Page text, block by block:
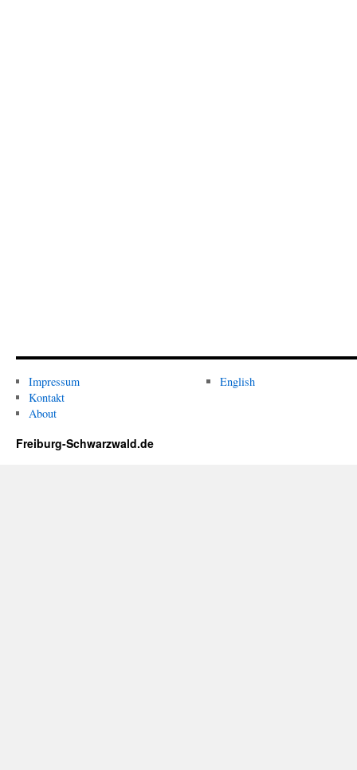
Impressum
Kontakt
About
English
Freiburg-Schwarzwald.de